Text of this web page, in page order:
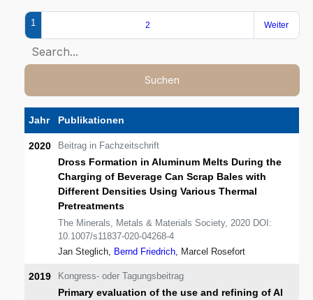
1 2 Weiter
Suchen
Jahr Publikationen
2020 Beitrag in Fachzeitschrift
Dross Formation in Aluminum Melts During the
Charging of Beverage Can Scrap Bales with
Different Densities Using Various Thermal
Pretreatments
The Minerals, Metals & Materials Society, 2020 DOI:
10.1007/s11837-020-04268-4
Jan Steglich,
Bernd Friedrich , Marcel Rosefort
2019 Kongress- oder Tagungsbeitrag
Primary evaluation of the use and refining of Al